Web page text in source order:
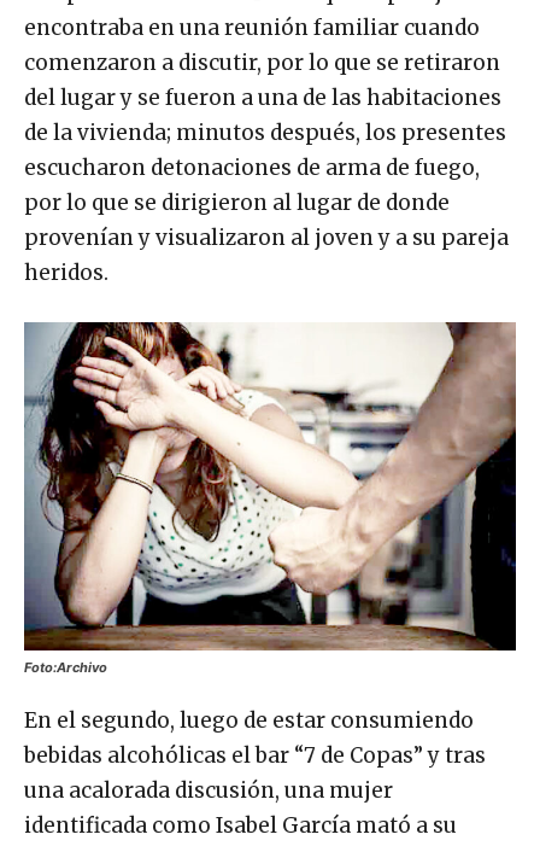
encontraba en una reunión familiar cuando
comenzaron a discutir, por lo que se retiraron
del lugar y se fueron a una de las habitaciones
de la vivienda; minutos después, los presentes
escucharon detonaciones de arma de fuego,
por lo que se dirigieron al lugar de donde
provenían y visualizaron al joven y a su pareja
heridos.
Foto:Archivo
En el segundo, luego de estar consumiendo
bebidas alcohólicas el bar “7 de Copas” y tras
una acalorada discusión, una mujer
identificada como Isabel García mató a su